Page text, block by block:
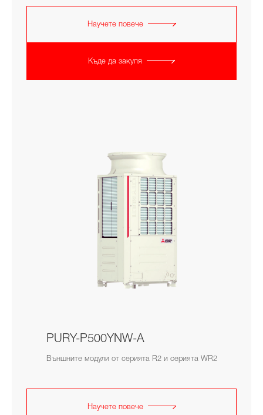
Научете повече
Къде да закупя
PURY-P500YNW-A
Външните модули от серията R2 и серията WR2
Научете повече